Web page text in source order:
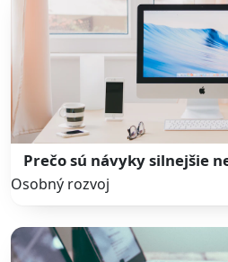
Prečo sú návyky silnejšie
Osobný rozvoj